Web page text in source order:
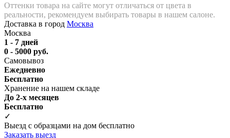
Оттенки товара на сайте могут отличаться от цвета в
реальности, рекомендуем выбирать товары в нашем салоне.
Доставка в город Москва
Москва
1 - 7 дней
0 - 5000 руб.
Самовывоз
Ежедневно
Бесплатно
Хранение на нашем складе
До 2-х месяцев
Бесплатно
✓
Выезд с образцами на дом бесплатно
Заказать выезд